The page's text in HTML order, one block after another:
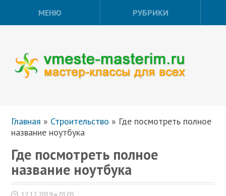
МЕНЮ РУБРИКИ
Главная » Строительство » Где посмотреть полное
название ноутбука
Где посмотреть полное
название ноутбука